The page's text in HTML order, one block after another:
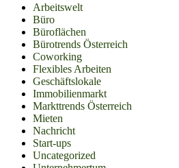
Arbeitswelt
Büro
Büroflächen
Bürotrends Österreich
Coworking
Flexibles Arbeiten
Geschäftslokale
Immobilienmarkt
Markttrends Österreich
Mieten
Nachricht
Start-ups
Uncategorized